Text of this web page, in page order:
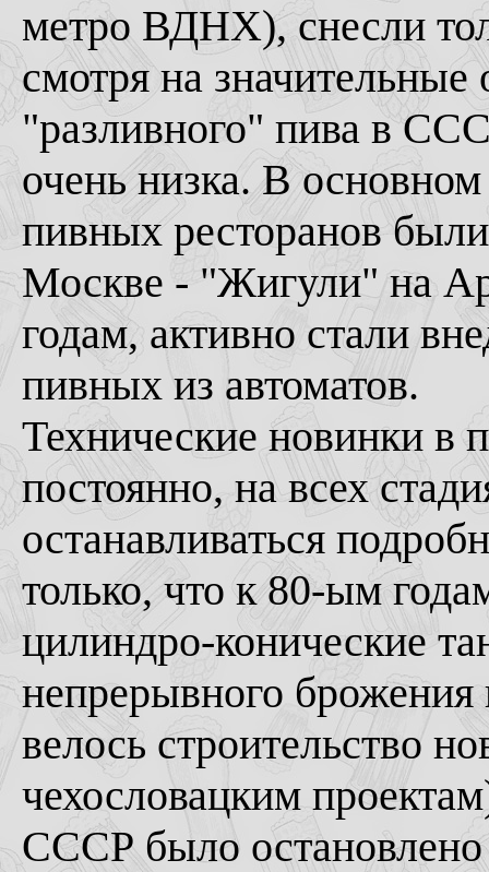
метро ВДНХ), снесли
смотря на
"разливного" пива в
очень низка. В
пивных ресторанов
Москве - "Жигули" на
годам, активно стали
пивных из автоматов.
Технические новинки в
постоянно, на всех
останавливаться
только, что к 80-ым
цилиндро-конические
непрерывного
велось строительство
чехословацким
СССР было остановлено